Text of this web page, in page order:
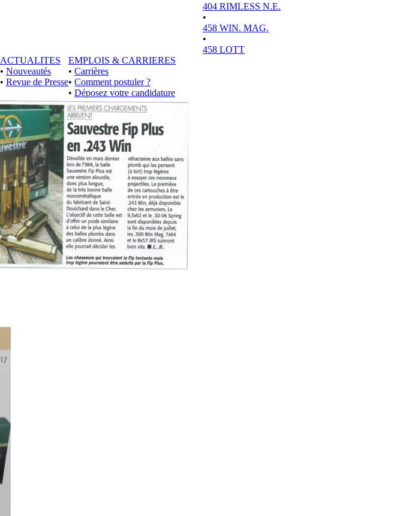
404 RIMLESS N.E.
•
458 WIN. MAG.
•
458 LOTT
ACTUALITES
• Nouveautés
• Revue de Presse
EMPLOIS & CARRIERES
• Carrières
• Comment postuler ?
• Déposez votre candidature